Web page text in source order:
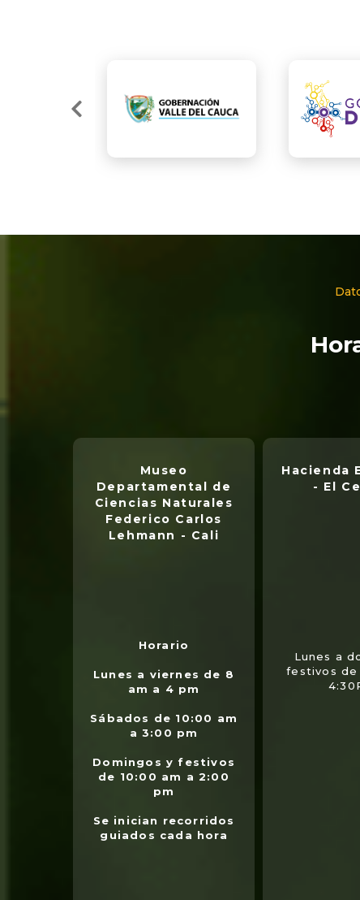
Museo
Departamental de
Ciencias Naturales
Federico Carlos
Lehmann - Cali
Horario
Lunes a viernes de 8
am a 4 pm
Sábados de 10:00 am
a 3:00 pm
Domingos y festivos
de 10:00 am a 2:00
pm
Se inician recorridos
guiados cada hora
Hacienda
- El
Lunes a
festivos de